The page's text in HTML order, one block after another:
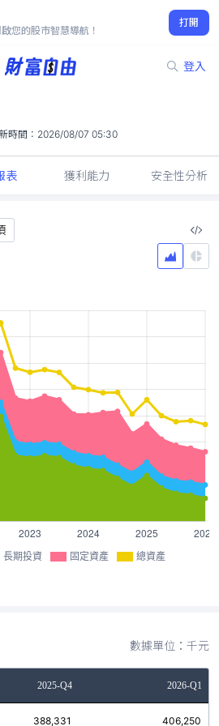
您的股市智慧導航！
打開
登入
-1.38%
時間： 2026/08/07 05:30
表 獲利能力 安全性分析
長期投資 固定資產 總資產
數據單位：千元
2025-Q4 2026-Q1
388,331 406,250